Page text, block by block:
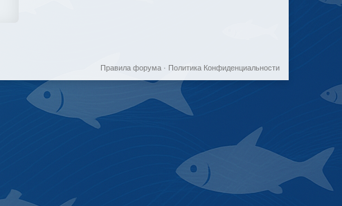
Политика Конфиденциальности
Правила форума·